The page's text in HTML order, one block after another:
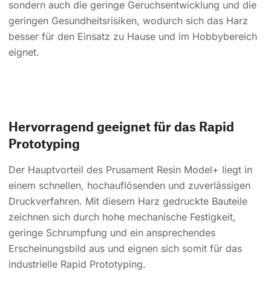
sondern auch die geringe Geruchsentwicklung und die
geringen Gesundheitsrisiken, wodurch sich das Harz
besser für den Einsatz zu Hause und im Hobbybereich
eignet.
Hervorragend geeignet für das Rapid
Prototyping
Der Hauptvorteil des Prusament Resin Model+ liegt in
einem schnellen, hochauflösenden und zuverlässigen
Druckverfahren. Mit diesem Harz gedruckte Bauteile
zeichnen sich durch hohe mechanische Festigkeit,
geringe Schrumpfung und ein ansprechendes
Erscheinungsbild aus und eignen sich somit für das
industrielle Rapid Prototyping.